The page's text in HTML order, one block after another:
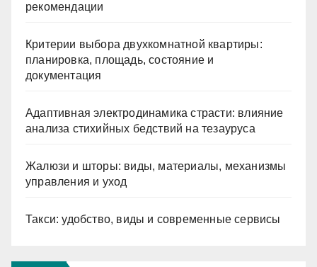
рекомендации
Критерии выбора двухкомнатной квартиры:
планировка, площадь, состояние и
документация
Адаптивная электродинамика страсти: влияние
анализа стихийных бедствий на тезауруса
Жалюзи и шторы: виды, материалы, механизмы
управления и уход
Такси: удобство, виды и современные сервисы